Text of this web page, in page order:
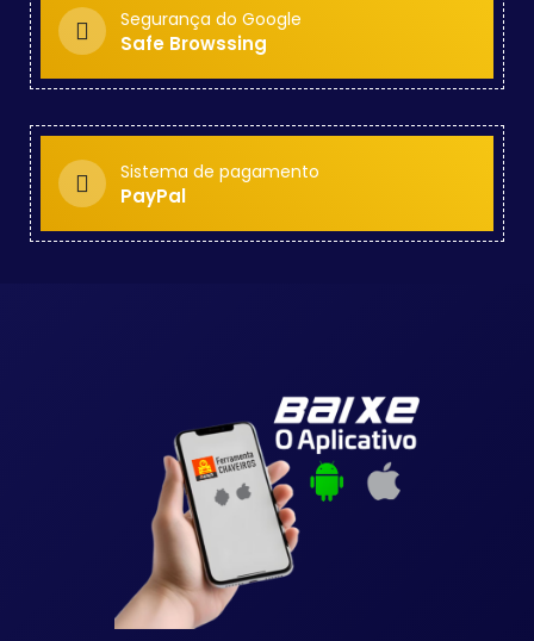
Segurança do Google
Safe Browssing
Sistema de pagamento
PayPal